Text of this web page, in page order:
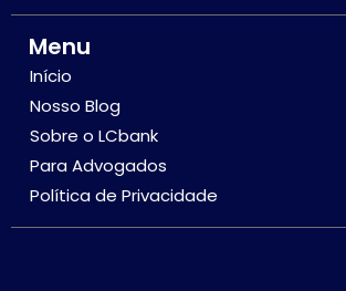
Menu
Início
Nosso Blog
Sobre o LCbank
Para Advogados
Política de Privacidade